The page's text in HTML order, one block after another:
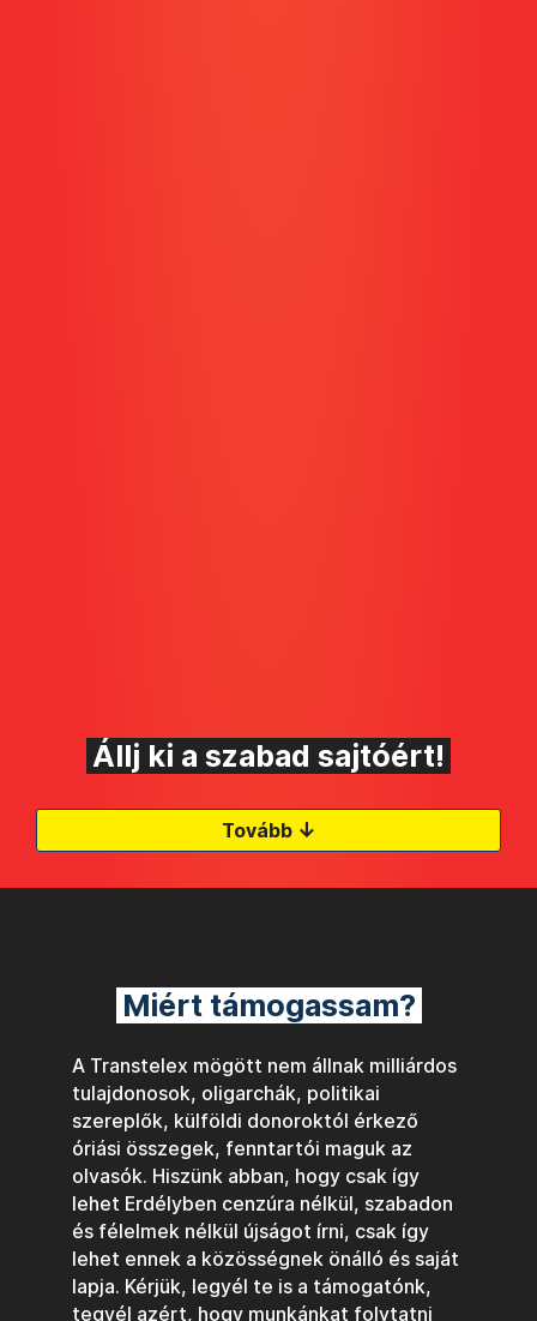
Állj ki a szabad sajtóért!
Tovább ↓
Miért támogassam?
A Transtelex mögött nem állnak milliárdos
tulajdonosok, oligarchák, politikai
szereplők, külföldi donoroktól érkező
óriási összegek, fenntartói maguk az
olvasók. Hiszünk abban, hogy csak így
lehet Erdélyben cenzúra nélkül, szabadon
és félelmek nélkül újságot írni, csak így
lehet ennek a közösségnek önálló és saját
lapja. Kérjük, legyél te is a támogatónk,
tegyél azért, hogy munkánkat folytatni